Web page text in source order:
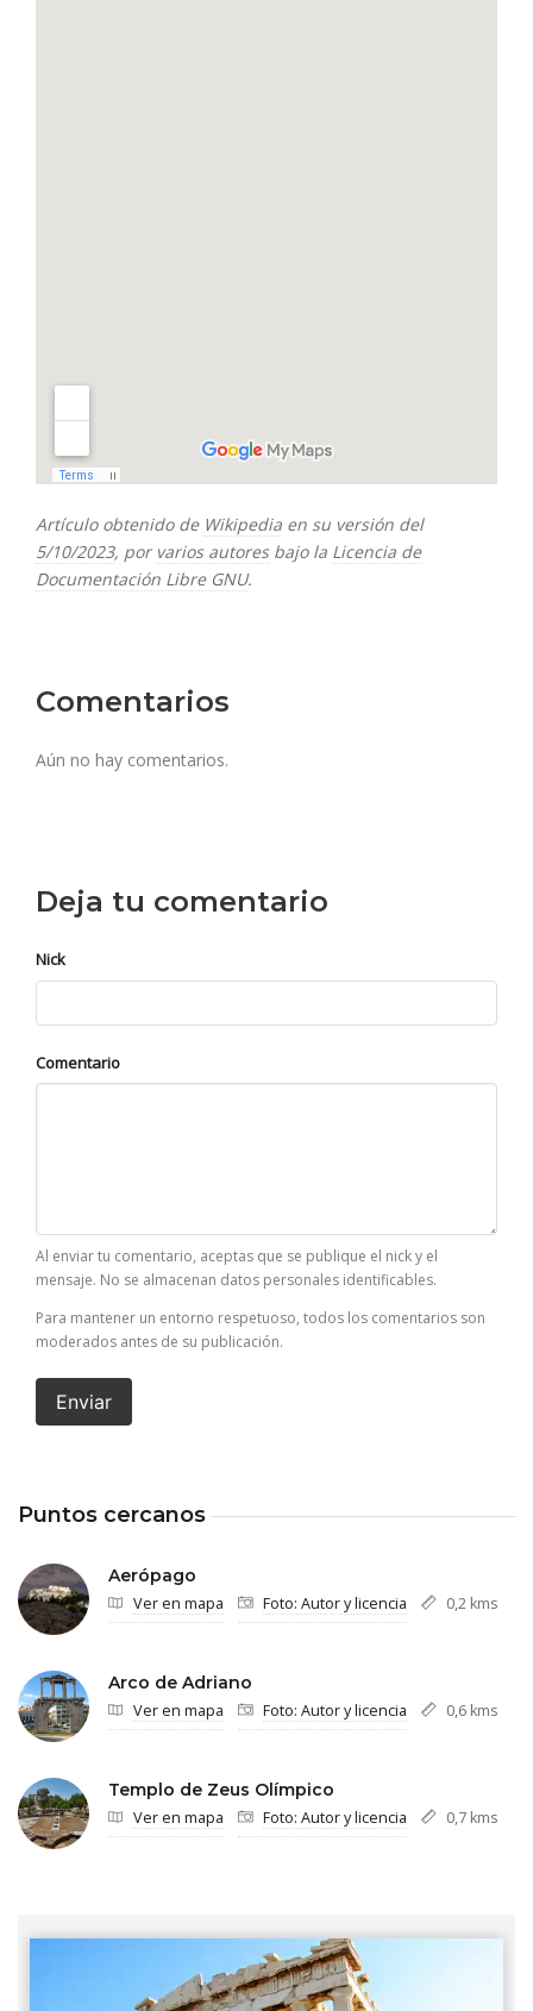
Artículo obtenido de Wikipedia en su versión del
5/10/2023, por varios autoresbajo la Licencia de
Documentación Libre GNU.
Comentarios
Aún no hay comentarios.
Deja tu comentario
Nick
Comentario
Al enviar tu comentario, aceptas que se publique el nick y el
mensaje. No se almacenan datos personales identificables.
Para mantener un entorno respetuoso, todos los comentarios son
moderados antes de su publicación.
Enviar
Puntos cercanos
Aerópago
Ver en mapa Foto: Autor y licencia 0,2 kms
Arco de Adriano
Ver en mapa Foto: Autor y licencia 0,6 kms
Templo de Zeus Olímpico
Ver en mapa Foto: Autor y licencia 0,7 kms